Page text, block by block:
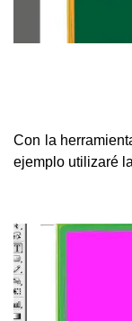
Con la
ejemplo utilizaré